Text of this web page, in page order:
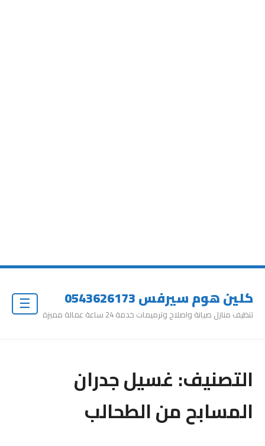
كلين هوم سيرفس 0543626173
تنظيف منازل صيانة واصلاح وترميمات خدمة 24 ساعة عمالة مميزة
التصنيف:غسيل جدران
المسابح من الطحالب